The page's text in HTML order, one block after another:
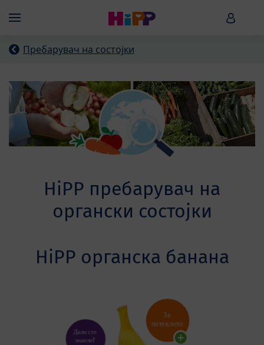
Menü HiPP
Пребарувач на состојки
HiPP пребарувач на
органски состојки
HiPP органска банана